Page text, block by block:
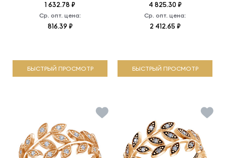
1 632.78 ₽
Ср. опт. цена:
816.39 ₽
БЫСТРЫЙ ПРОСМОТР
4 825.30 ₽
Ср. опт. цена:
2 412.65 ₽
БЫСТРЫЙ ПРОСМОТР